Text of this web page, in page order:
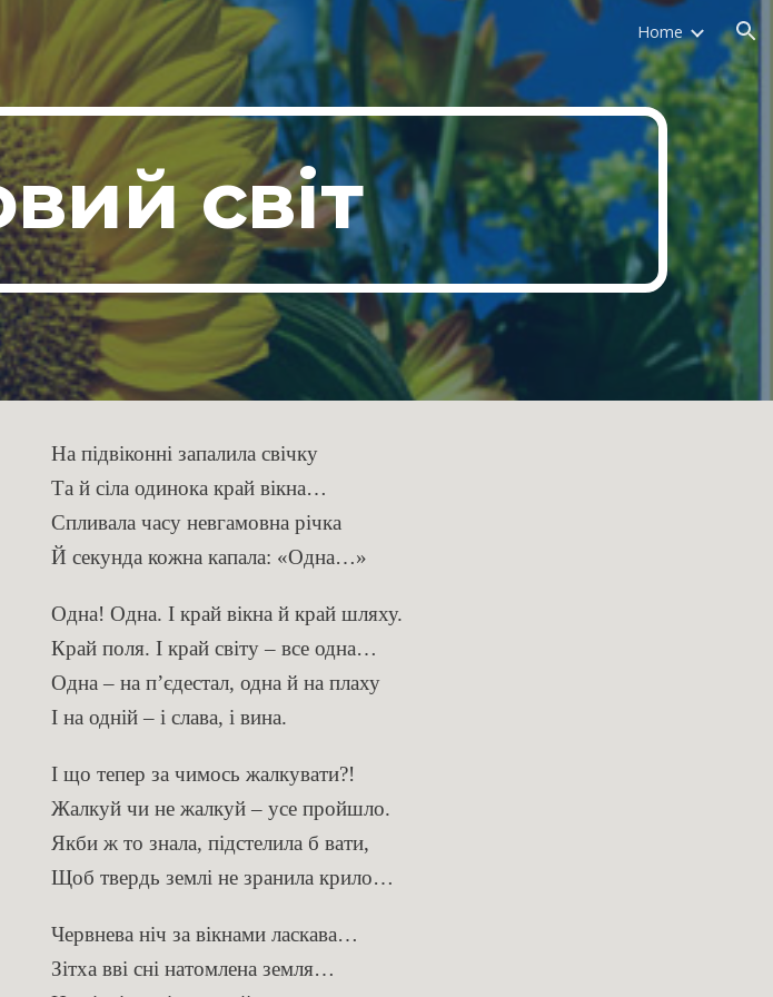
Skip to navigation Home
світ
На підвіконні запалила свічку
Та й сіла одинока край вікна…
Спливала часу невгамовна річка
Й секунда кожна капала: «Одна…»
Одна! Одна. I край вікна й край шляху.
Край поля. I край світу – все одна…
Одна – на п’єдестал, одна й на плаху
І на одній – і слава, і вина.
І що тепер за чимось жалкувати?!
Жалкуй чи не жалкуй – усе пройшло.
Якби ж то знала, підстелила б вати,
Щоб твердь землі не зранила крило…
Червнева ніч за вікнами ласкава…
Зітха вві сні натомлена земля…